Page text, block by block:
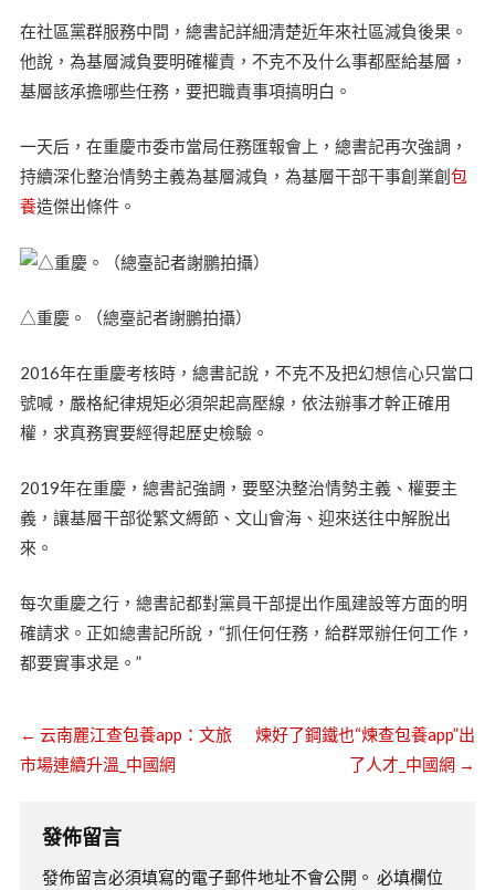
在社區黨群服務中間，總書記詳細清楚近年來社區減負後果。
他說，為基層減負要明確權責，不克不及什么事都壓給基層，
基層該承擔哪些任務，要把職責事項搞明白。
一天后，在重慶市委市當局任務匯報會上，總書記再次強調，
持續深化整治情勢主義為基層減負，為基層干部干事創業創包
養造傑出條件。
△重慶。（總臺記者謝鵬拍攝）
2016年在重慶考核時，總書記說，不克不及把幻想信心只當口
號喊，嚴格紀律規矩必須架起高壓線，依法辦事才幹正確用
權，求真務實要經得起歷史檢驗。
2019年在重慶，總書記強調，要堅決整治情勢主義、權要主
義，讓基層干部從繁文縟節、文山會海、迎來送往中解脫出
來。
每次重慶之行，總書記都對黨員干部提出作風建設等方面的明
確請求。正如總書記所說，“抓任何任務，給群眾辦任何工作，
都要實事求是。”
← 云南麗江查包養app：文旅
市場連續升溫_中國網
煉好了鋼鐵也“煉查包養app”出
了人才_中國網 →
發佈留言
發佈留言必須填寫的電子郵件地址不會公開。 必填欄位